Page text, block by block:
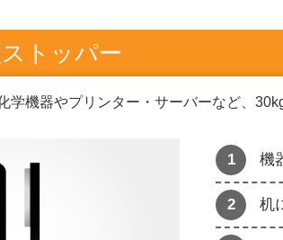
トッパー
学機器やプリンター・サーバーなど、
機
机